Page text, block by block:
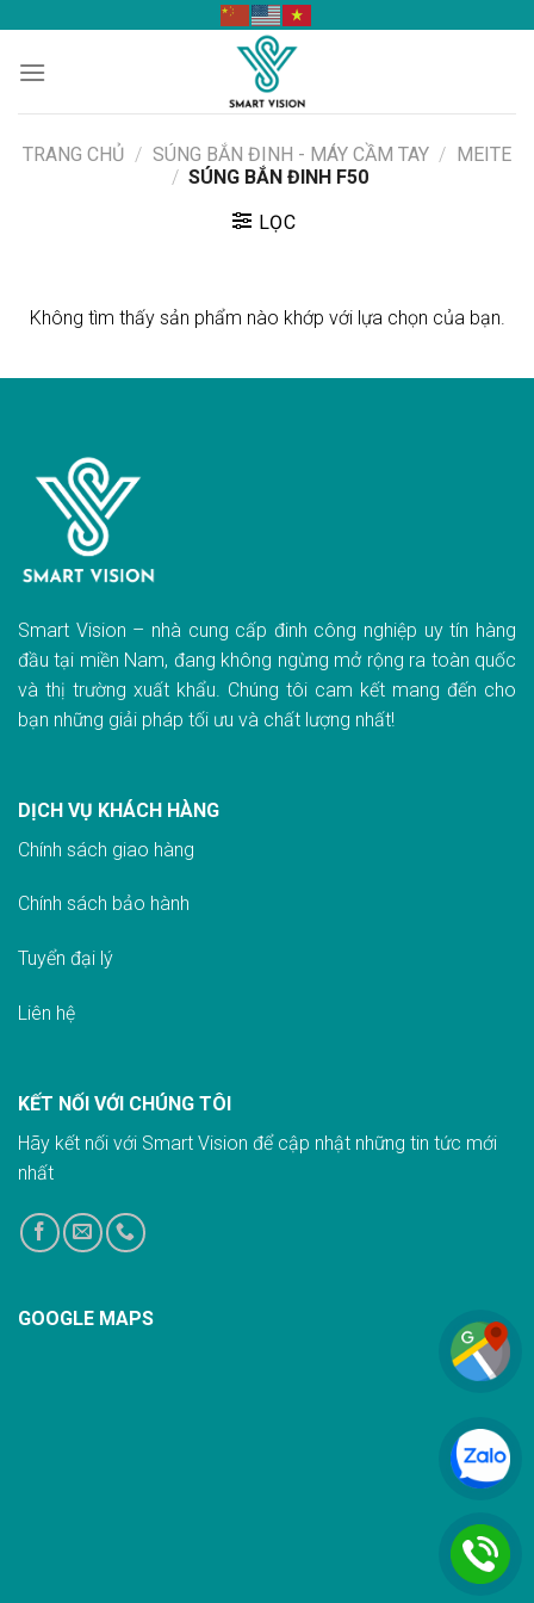
content
TRANG CHỦ / SÚNG BẮN ĐINH - MÁY CẦM TAY / MEITE
/ SÚNG BẮN ĐINH F50
LỌC
Không tìm thấy sản phẩm nào khớp với lựa chọn của bạn.
Smart Vision – nhà cung cấp đinh công nghiệp uy tín hàng
đầu tại miền Nam, đang không ngừng mở rộng ra toàn quốc
và thị trường xuất khẩu. Chúng tôi cam kết mang đến cho
bạn những giải pháp tối ưu và chất lượng nhất!
DỊCH VỤ KHÁCH HÀNG
Chính sách giao hàng
Chính sách bảo hành
Tuyển đại lý
Liên hệ
KẾT NỐI VỚI CHÚNG TÔI
Hãy kết nối với Smart Vision để cập nhật những tin tức mới
nhất
GOOGLE MAPS